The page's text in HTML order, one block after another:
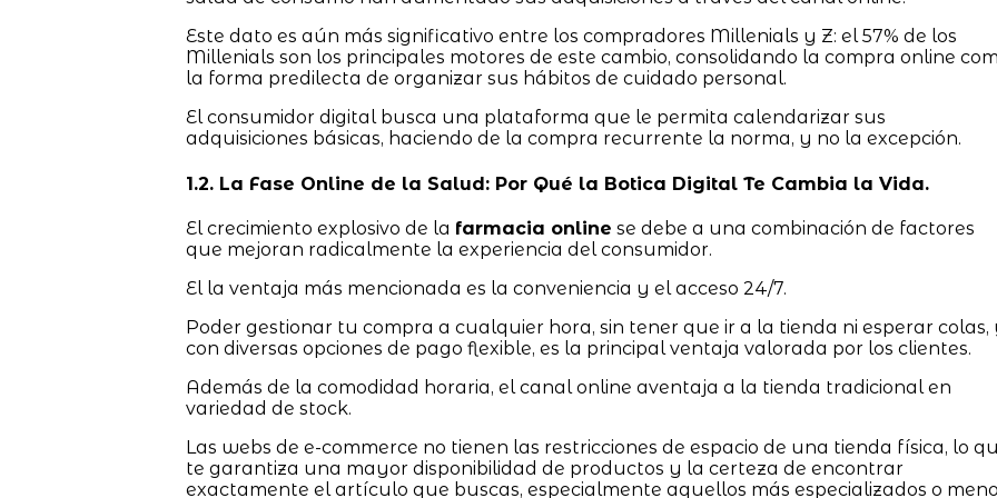
Este dato es aún más significativo entre los compradores Millenials y Z: el 57% de los
Millenials son los principales motores de este cambio, consolidando la compra online
la forma predilecta de organizar sus hábitos de cuidado personal.
El consumidor digital busca una plataforma que le permita calendarizar sus
adquisiciones básicas, haciendo de la compra recurrente la norma, y no la excepción.
1.2. La Fase Online de la Salud: Por Qué la Botica Digital Te Cambia la Vida.
El crecimiento explosivo de la farmacia online se debe a una combinación de factores
que mejoran radicalmente la experiencia del consumidor.
El la ventaja más mencionada es la conveniencia y el acceso 24/7.
Poder gestionar tu compra a cualquier hora, sin tener que ir a la tienda ni esperar colas,
con diversas opciones de pago flexible, es la principal ventaja valorada por los clientes.
Además de la comodidad horaria, el canal online aventaja a la tienda tradicional en
variedad de stock.
Las webs de e-commerce no tienen las restricciones de espacio de una tienda física, lo
te garantiza una mayor disponibilidad de productos y la certeza de encontrar
exactamente el artículo que buscas, especialmente aquellos más especializados o